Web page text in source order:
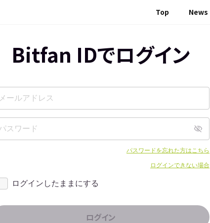
Top News
Bitfan IDでログイン
パスワードを忘れた方はこちら
ログインできない場合
ログインしたままにする